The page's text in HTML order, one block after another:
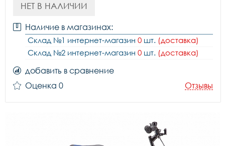
НЕТ В НАЛИЧИИ
Наличие в магазинах:
Склад №1 интернет-магазин 0 шт. (доставка)
Склад №2 интернет-магазин 0 шт. (доставка)
добавить в сравнение
Оценка 0
Отзывы